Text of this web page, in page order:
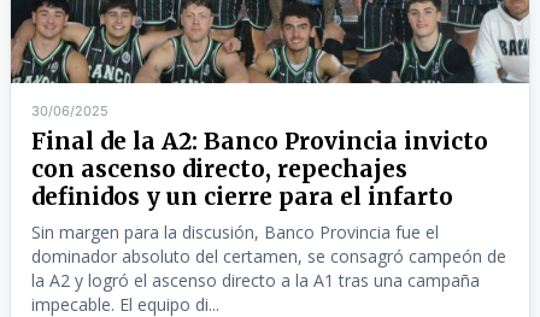
30/06/2025
Final de la A2: Banco Provincia invicto
con ascenso directo, repechajes
definidos y un cierre para el infarto
Sin margen para la discusión, Banco Provincia fue el
dominador absoluto del certamen, se consagró campeón de
la A2 y logró el ascenso directo a la A1 tras una campaña
impecable. El equipo di...